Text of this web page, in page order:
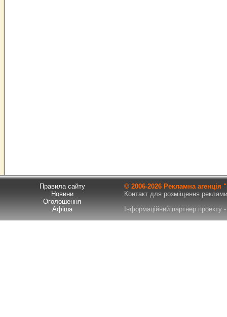
Правила сайту
Новини
Оголошення
Афіша
© 2006-2026 Рекламна
Контакт для розміщення
Інформаційний партнер проекту